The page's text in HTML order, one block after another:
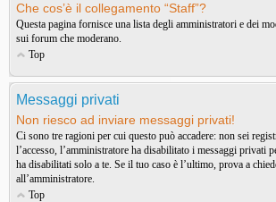
Che cos’è il collegamento “Staff”?
Questa pagina fornisce una lista degli amministratori e dei
sui forum che moderano.
Top
Messaggi privati
Non riesco ad inviare messaggi privati!
Ci sono tre ragioni per cui questo può accadere: non sei
l’accesso, l’amministratore ha disabilitato i messaggi privati
ha disabilitati solo a te. Se il tuo caso è l’ultimo, prova a
all’amministratore.
Top